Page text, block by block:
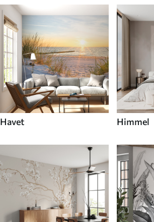
Havet Himmel